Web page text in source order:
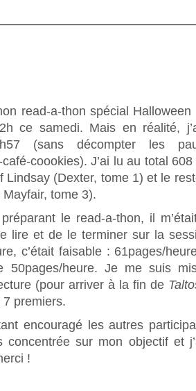
read-a-thon spécial Halloween
ce samedi. Mais en réalité,
(sans décompter les
coookies). J’ai lu au total
Lindsay (Dexter, tome 1) et le
tome 3).
le read-a-thon, il
lire et de le terminer sur la
c’était faisable : 61pages/
50pages/heure. Je me suis
(pour arriver à la fin de
premiers.
encouragé les autres
concentrée sur mon objectif et
!